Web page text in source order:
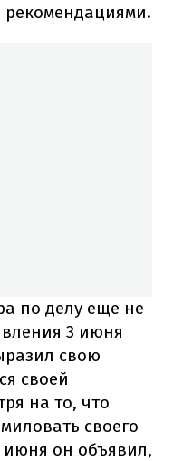
рекомендациями.
по делу еще не
3 июня
свою
своей
на то, что
своего
июня он объявил,